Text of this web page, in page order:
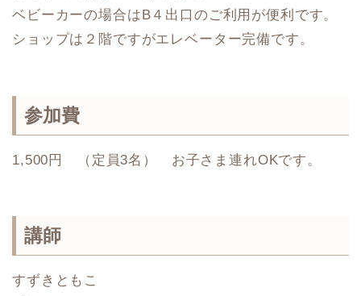
ベビーカーの場合はB４出口のご利用が便利です。
ショップは２階ですがエレベーター完備です。
参加費
1,500円 （定員3名） お子さま連れOKです。
講師
すずきともこ